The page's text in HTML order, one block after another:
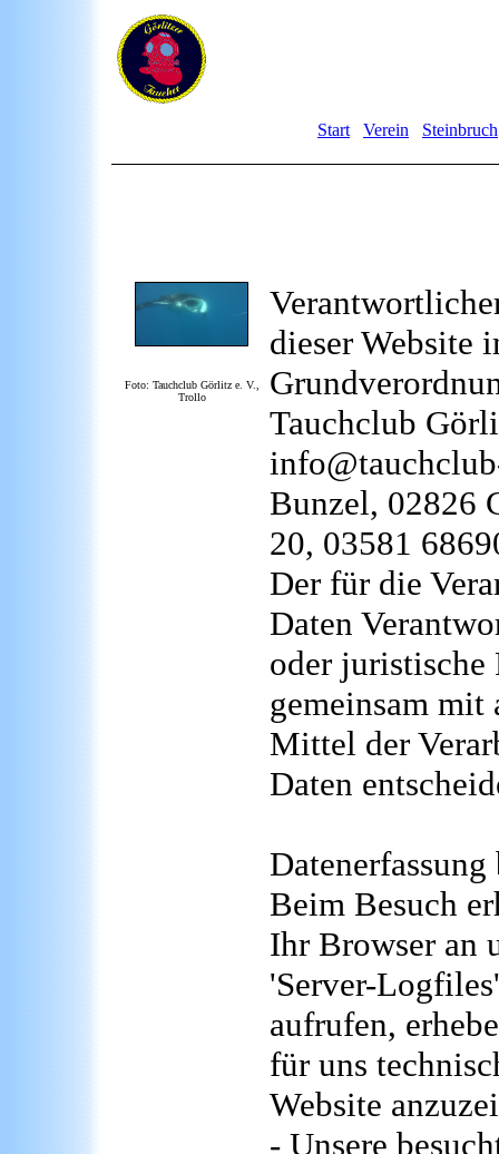
Start Verein Steinbruch
Foto: Tauchclub Görlitz e. V.,
Trollo
dieser Website
Tauchclub
Bunzel, 02826
20, 03581
Der für die
Daten
oder juristische
gemeinsam mit
Mittel der
Daten
Beim Besuch
Ihr Browser an
'Server-
aufrufen,
für uns
Website
- Unsere